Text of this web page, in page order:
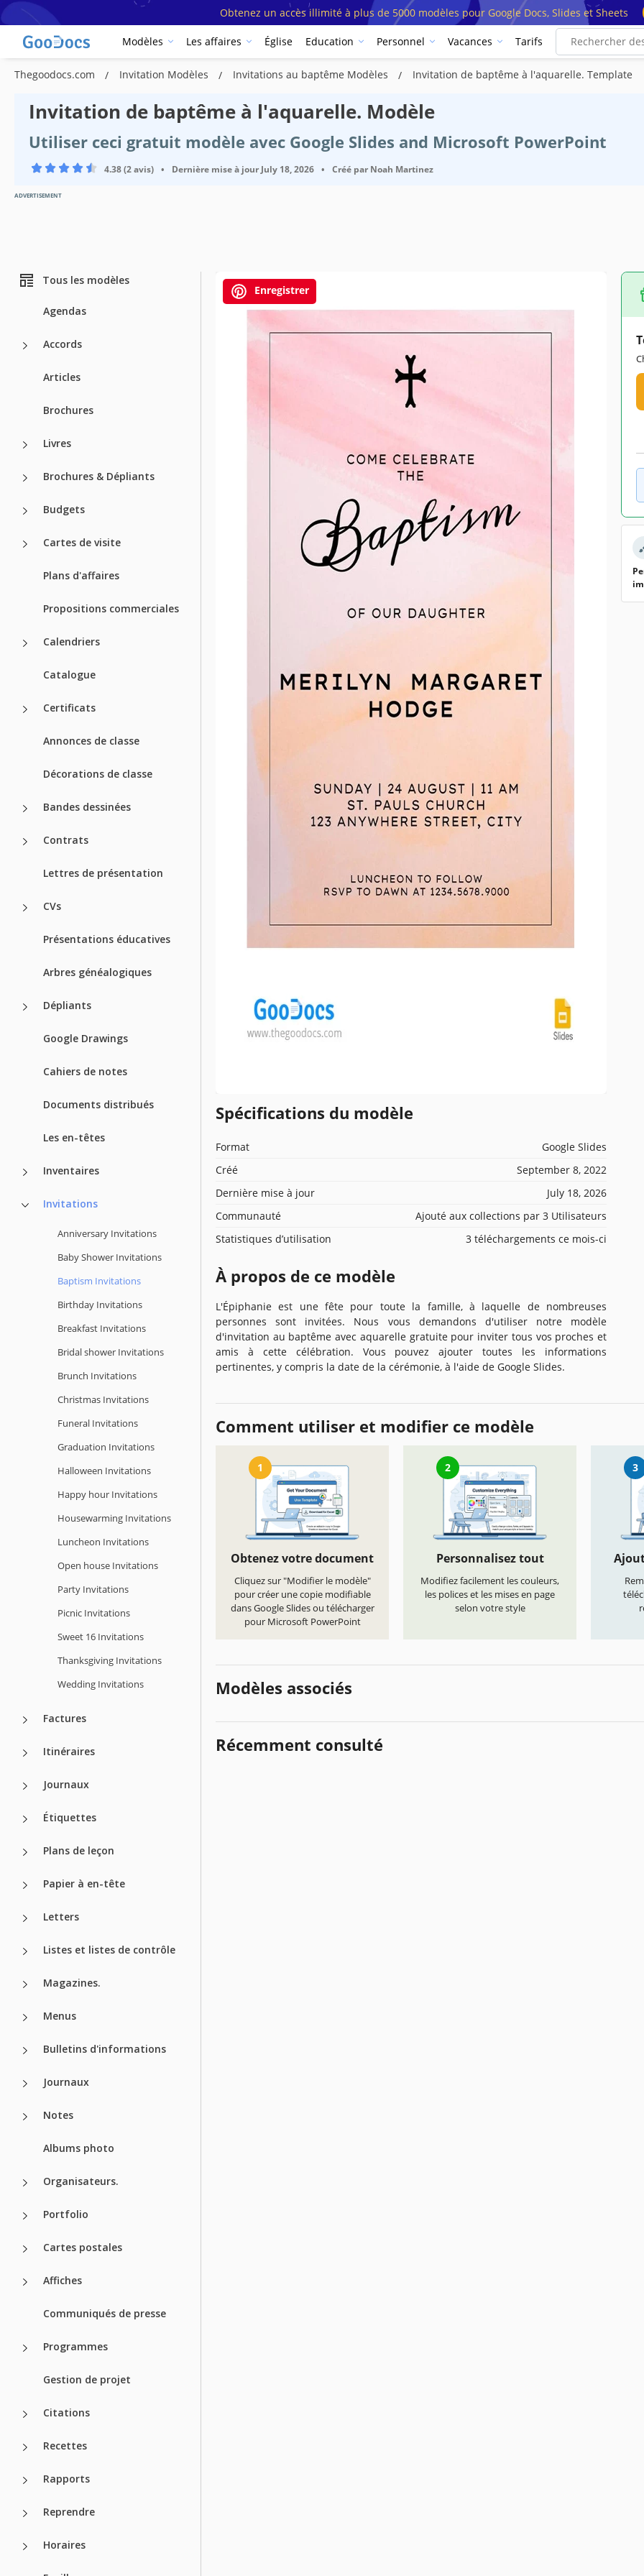
Obtenez un accès illimité à plus de 5000 modèles pour Google Docs, Slides et Sheets
Modèles Les affaires Église Education Personnel Vacances Tarifs
Thegoodocs.com Invitation Modèles Invitations au baptême Modèles Invitation de baptême à l'aquarelle. Template
Invitation de baptême à l'aquarelle. Modèle
Utiliser ceci gratuit modèle avec Google Slides and Microsoft PowerPoint
4.38 (2 avis) • Dernière mise à jour July 18, 2026 • Créé par Noah Martinez
ADVERTISEMENT
Tous les modèles
Agendas
Accords
Articles
Brochures
Livres
Brochures & Dépliants
Budgets
Cartes de visite
Plans d'affaires
Propositions commerciales
Calendriers
Catalogue
Certificats
Annonces de classe
Décorations de classe
Bandes dessinées
Contrats
Lettres de présentation
CVs
Présentations éducatives
Arbres généalogiques
Dépliants
Google Drawings
Cahiers de notes
Documents distribués
Les en-têtes
Inventaires
Invitations
Anniversary Invitations
Baby Shower Invitations
Baptism Invitations
Birthday Invitations
Breakfast Invitations
Bridal shower Invitations
Brunch Invitations
Christmas Invitations
Funeral Invitations
Graduation Invitations
Halloween Invitations
Happy hour Invitations
Housewarming Invitations
Luncheon Invitations
Open house Invitations
Party Invitations
Picnic Invitations
Sweet 16 Invitations
Thanksgiving Invitations
Wedding Invitations
Factures
Itinéraires
Journaux
Étiquettes
Plans de leçon
Papier à en-tête
Letters
Listes et listes de contrôle
Magazines.
Menus
Bulletins d'informations
Journaux
Notes
Albums photo
Organisateurs.
Portfolio
Cartes postales
Affiches
Communiqués de presse
Programmes
Gestion de projet
Citations
Recettes
Rapports
Reprendre
Horaires
Enregistrer
Spécifications du modèle
Format
Google Slides
Créé
September 8, 2022
Dernière mise à jour
July 18, 2026
Communauté
Ajouté aux collections par 3 Utilisateurs
Statistiques d’utilisation
3 téléchargements ce mois-ci
À propos de ce modèle
L'Épiphanie est une fête pour toute la famille, à laquelle de nombreuses
personnes sont invitées. Nous vous demandons d'utiliser notre modèle
d'invitation au baptême avec aquarelle gratuite pour inviter tous vos proches et
amis à cette célébration. Vous pouvez ajouter toutes les informations
pertinentes, y compris la date de la cérémonie, à l'aide de Google Slides.
Comment utiliser et modifier ce modèle
1
Obtenez votre document
Cliquez sur "Modifier le modèle"
pour créer une copie modifiable
dans Google Slides ou télécharger
pour Microsoft PowerPoint
2
Personnalisez tout
Modifiez facilement les couleurs,
les polices et les mises en page
selon votre style
3
Modèles associés
Récemment consulté